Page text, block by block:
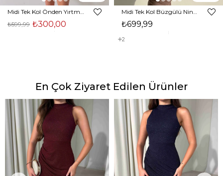
₺300,00
₺599,99 ₺699,99
2
En Çok Ziyaret Edilen Ürünler